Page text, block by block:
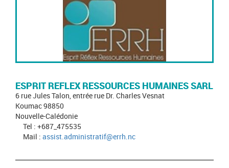
ESPRIT REFLEX RESSOURCES HUMAINES SARL
6 rue Jules Talon, entrée rue Dr. Charles Vesnat
Koumac 98850
Nouvelle-Calédonie
Tel : +687_475535
Mail : assist.administratif@errh.nc